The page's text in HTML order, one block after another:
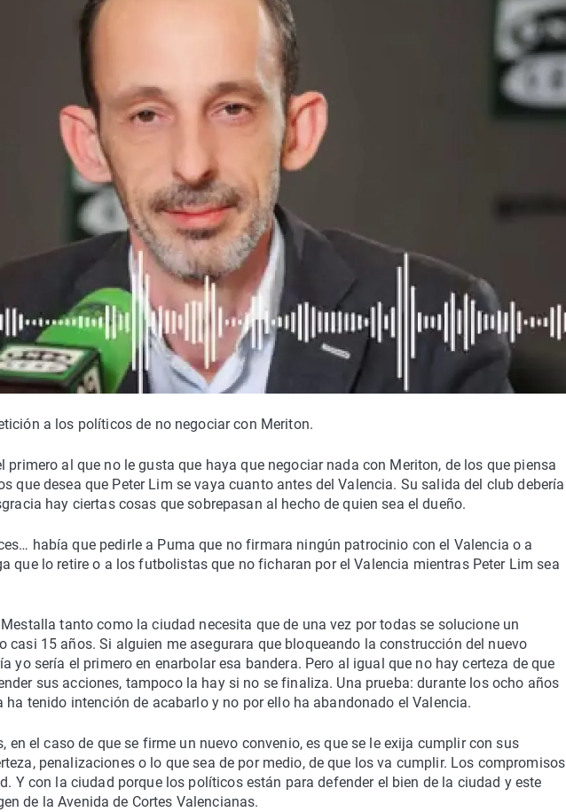
a los políticos de no negociar con Meriton.
primero al que no le gusta que haya que negociar nada con Meriton, de los que piensa
que desea que Peter Lim se vaya cuanto antes del Valencia. Su salida del club debería
hay ciertas cosas que sobrepasan al hecho de quien sea el dueño.
había que pedirle a Puma que no firmara ningún patrocinio con el Valencia o a
que lo retire o a los futbolistas que no ficharan por el Valencia mientras Peter Lim sea
tanto como la ciudad necesita que de una vez por todas se solucione un
casi 15 años. Si alguien me asegurara que bloqueando la construcción del nuevo
yo sería el primero en enarbolar esa bandera. Pero al igual que no hay certeza de que
sus acciones, tampoco la hay si no se finaliza. Una prueba: durante los ocho años
ha tenido intención de acabarlo y no por ello ha abandonado el Valencia.
en el caso de que se firme un nuevo convenio, es que se le exija cumplir con sus
penalizaciones o lo que sea de por medio, de que los va cumplir. Los compromisos
Y con la ciudad porque los políticos están para defender el bien de la ciudad y este
de la Avenida de Cortes Valencianas.